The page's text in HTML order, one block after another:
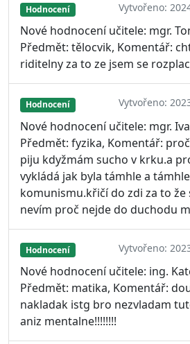
Hodnocení Vytvořeno:
Nové hodnocení učitele: mgr.
Předmět: tělocvik, Komentář:
riditelny za to ze jsem se
Hodnocení Vytvořeno:
Nové hodnocení učitele: mgr.
Předmět: fyzika, Komentář:
piju kdyžmám sucho v krku.a
vykládá jak byla támhle a
komunismu.křičí do zdi za to že
nevím proč nejde do duchodu
Hodnocení Vytvořeno:
Nové hodnocení učitele: ing.
Předmět: matika, Komentář:
nakladak istg bro nezvladam
aniz mentalne!!!!!!!!